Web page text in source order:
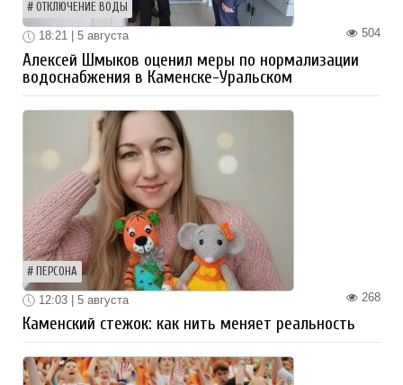
ОТКЛЮЧЕНИЕ ВОДЫ
504
18:21 | 5 августа
Алексей Шмыков оценил меры по нормализации
водоснабжения в Каменске-Уральском
ПЕРСОНА
268
12:03 | 5 августа
Каменский стежок: как нить меняет реальность